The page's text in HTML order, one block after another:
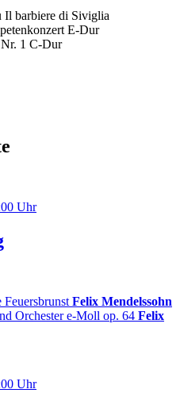
Il barbiere di Siviglia
E-Dur
1 C-Dur
Uhr
Felix Mendelssohn
Orchester e-Moll op. 64 Felix
Uhr